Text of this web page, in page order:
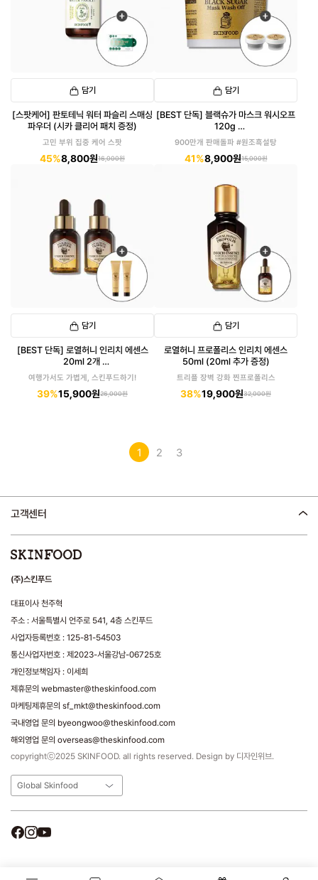
담기
[스팟케어] 판토테닉 워터 파슬리 스매싱
파우더 (시카 클리어 패치 증정)
고민 부위 집중 케어 스팟
45%8,800원16,000원
담기
[BEST 단독] 블랙슈가 마스크 워시오프
120g
(20g 2개 추가 증정)
900만개 판매돌파 #원조흑설탕
41%8,900원15,000원
담기
[BEST 단독] 로열허니 인리치 에센스
20ml 2개
(로열허니 크림 30ml 증정)
여행가서도 가볍게, 스킨푸드하기!
39%15,900원26,000원
담기
로열허니 프로폴리스 인리치 에센스
50ml (20ml 추가 증정)
트리플 장벽 강화 찐프로폴리스
38%19,900원32,000원
1 2 3
고객센터
(주)스킨푸드
대표이사 천주혁
주소 : 서울특별시 언주로 541, 4층 스킨푸드
사업자등록번호 : 125-81-54503
통신사업자번호 : 제2023-서울강남-06725호
개인정보책임자 : 이세희
제휴문의 webmaster@theskinfood.com
마케팅제휴문의 sf_mkt@theskinfood.com
국내영업 문의 byeongwoo@theskinfood.com
해외영업 문의 overseas@theskinfood.com
copyrightⓒ2025 SKINFOOD. all rights reserved. Design by 디자인위브.
Global Skinfood